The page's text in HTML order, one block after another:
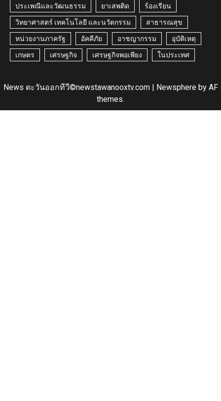
ประเพณีและวัฒนธรรม ยาเสพติด ร้องเรียน
วิทยาศาสตร์ เทคโนโลยี และนวัตกรรม สาธารณสุข
หน่วยงานภาครัฐ อัคคีภัย อาชญากรรม อุบัติเหตุ
เกษตร เศรษฐกิจ เศรษฐกิจพอเพียง ในประเทศ
News ตะวันออกทีวี©newstawanooxtv.com | Newsphereby AF
themes.